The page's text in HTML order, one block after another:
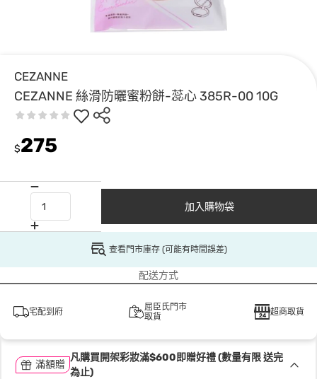
CEZANNE
CEZANNE 絲滑防曬蜜粉餅-蕊心 385R-00 10G
$275
加入購物袋
查看門市庫存 (可能有時間誤差)
配送方式
宅配到府
屈臣氏門市
取貨
超商取貨
滿額贈
凡購買開架彩妝滿$600即贈好禮 (數量有限 送完
為止)